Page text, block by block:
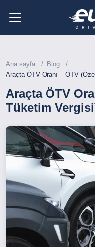
Ana sayfa
Blog
Araçta ÖTV Oranı – ÖTV
Araçta ÖTV
Tüketim